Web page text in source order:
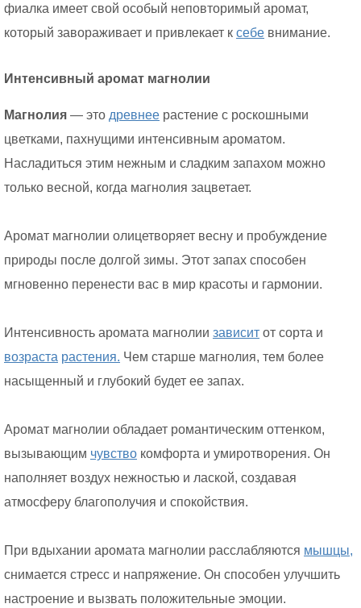
фиалка имеет свой особый неповторимый аромат,
который завораживает и привлекает к себе внимание.
Интенсивный аромат магнолии
Магнолия — это древнее растение с роскошными
цветками, пахнущими интенсивным ароматом.
Насладиться этим нежным и сладким запахом можно
только весной, когда магнолия зацветает.
Аромат магнолии олицетворяет весну и пробуждение
природы после долгой зимы. Этот запах способен
мгновенно перенести вас в мир красоты и гармонии.
Интенсивность аромата магнолии зависит от сорта и
возраста растения. Чем старше магнолия, тем более
насыщенный и глубокий будет ее запах.
Аромат магнолии обладает романтическим оттенком,
вызывающим чувство комфорта и умиротворения. Он
наполняет воздух нежностью и лаской, создавая
атмосферу благополучия и спокойствия.
При вдыхании аромата магнолии расслабляются мышцы,
снимается стресс и напряжение. Он способен улучшить
настроение и вызвать положительные эмоции.